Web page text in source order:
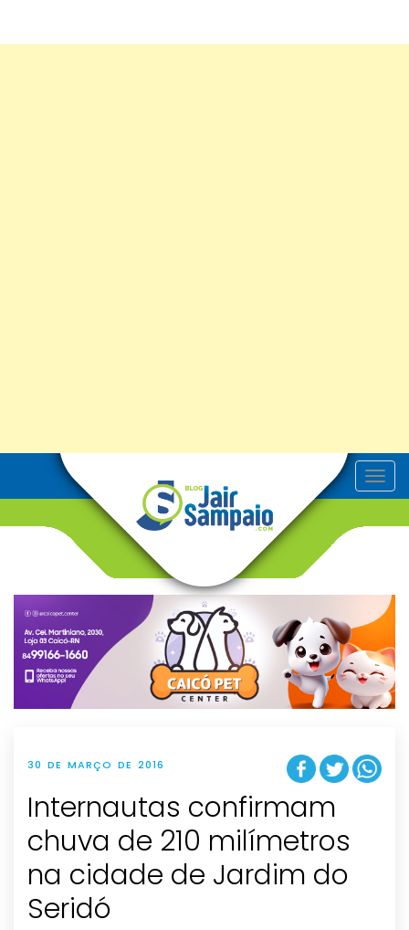
T
o
v
g
t
i
o
n
30 DE MARÇO DE 2016
Internautas confirmam
chuva de 210 milímetros
na cidade de Jardim do
Seridó